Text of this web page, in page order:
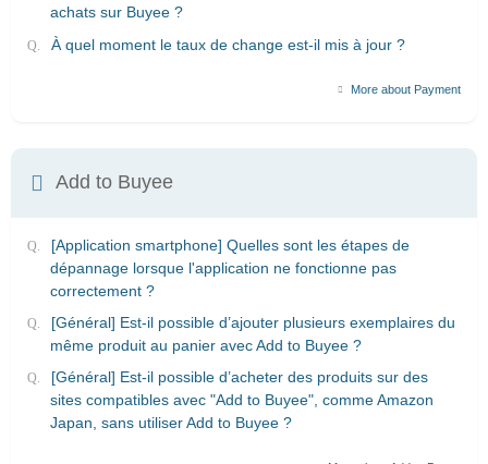
achats sur Buyee ?
À quel moment le taux de change est-il mis à jour ?
More about Payment
Add to Buyee
[Application smartphone] Quelles sont les étapes de
dépannage lorsque l'application ne fonctionne pas
correctement ?
[Général] Est-il possible d’ajouter plusieurs exemplaires du
même produit au panier avec Add to Buyee ?
[Général] Est-il possible d’acheter des produits sur des
sites compatibles avec "Add to Buyee", comme Amazon
Japan, sans utiliser Add to Buyee ?